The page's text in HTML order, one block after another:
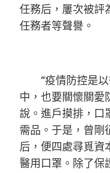
任務后，屢次被評
任務者等聲譽。
“疫情防控是以
中，也要關懷關愛
說。進戶摸排，口
需品。于是，曾剛
后，便四處尋覓資
醫用口罩。除了保